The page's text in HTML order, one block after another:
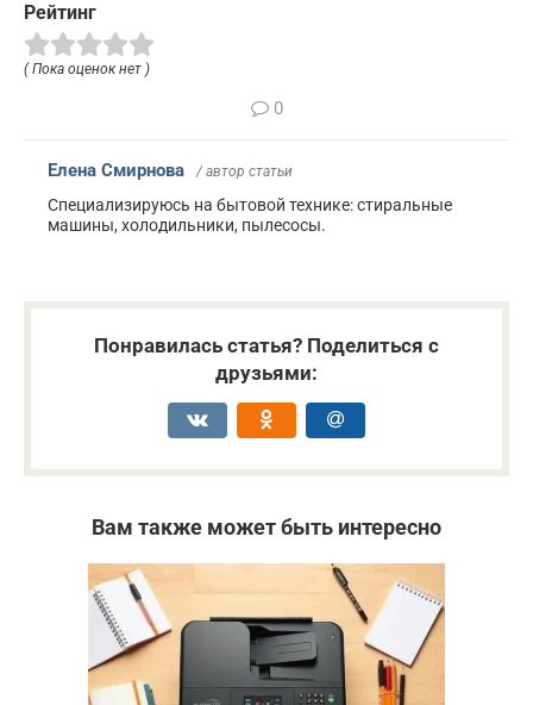
Рейтинг
( Пока оценок нет )
0
Елена Смирнова / автор статьи
Специализируюсь на бытовой технике: стиральные
машины, холодильники, пылесосы.
Понравилась статья? Поделиться с
друзьями:
Вам также может быть интересно